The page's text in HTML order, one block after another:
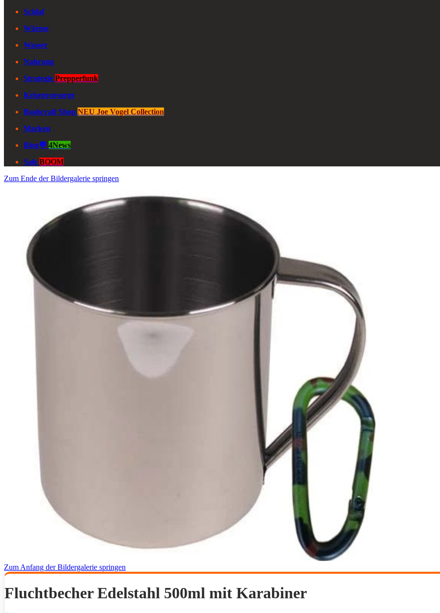
Schlaf
Wärme
Wasser
Nahrung
Strategie Prepperfunk
Krisenvorsorge
Bushcraft Shop NEU Joe Vogel Collection
Marken
Blog💬 4News
Sale BOOM
Zum Ende der Bildergalerie springen
Zum Anfang der Bildergalerie springen
Fluchtbecher Edelstahl 500ml mit Karabiner